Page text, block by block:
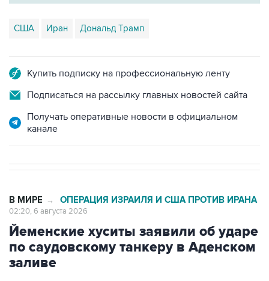
США Иран Дональд Трамп
Купить подписку на профессиональную ленту
Подписаться на рассылку главных новостей сайта
Получать оперативные новости в официальном
канале
В МИРЕ → ОПЕРАЦИЯ ИЗРАИЛЯ И США ПРОТИВ ИРАНА
02:20, 6 августа 2026
Йеменские хуситы заявили об ударе
по саудовскому танкеру в Аденском
заливе